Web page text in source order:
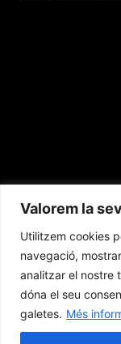
Valorem la
Utilitzem cookies
navegació,
analitzar el nostre
dóna el seu
galetes. Més
Mas de
Narratiu de Dona
6 agost 2026
L’Ajuntament de
de les obres de